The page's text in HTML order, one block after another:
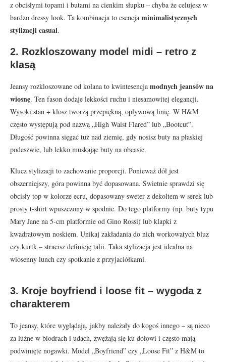
z obcisłymi topami i butami na cienkim słupku – chyba że celujesz w
bardzo dressy look. Ta kombinacja to esencja minimalistycznych
stylizacji casual.
2. Rozkloszowany model midi – retro z
klasą
Jeansy rozkloszowane od kolana to kwintesencja modnych jeansów na
wiosnę. Ten fason dodaje lekkości ruchu i niesamowitej elegancji.
Wysoki stan + klosz tworzą przepiękną, opływową linię. W H&M
często występują pod nazwą „High Waist Flared” lub „Bootcut”.
Długość powinna sięgać tuż nad ziemię, gdy nosisz buty na płaskiej
podeszwie, lub lekko muskając buty na obcasie.
Klucz stylizacji to zachowanie proporcji. Ponieważ dół jest
obszerniejszy, góra powinna być dopasowana. Świetnie sprawdzi się
obcisły top w kolorze ecru, dopasowany sweter z dekoltem w serek lub
prosty t-shirt wpuszczony w spodnie. Do tego platformy (np. buty typu
Mary Jane na 5-cm platformie od Gino Rossi) lub klapki z
kwadratowym noskiem. Unikaj zakładania do nich workowatych bluz
czy kurtk – stracisz definicję talii. Taka stylizacja jest idealna na
wiosenny lunch czy spotkanie z przyjaciółkami.
3. Kroje boyfriend i loose fit – wygoda z
charakterem
To jeansy, które wyglądają, jakby należały do kogoś innego – są nieco
za luźne w biodrach i udach, zwężają się ku dołowi i często mają
podwinięte nogawki. Model „Boyfriend” czy „Loose Fit” z H&M to